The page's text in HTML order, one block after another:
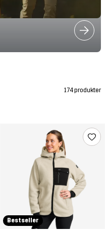
174 produkter
Bestseller